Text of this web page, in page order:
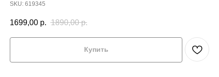
SKU: 619345
1699,00 р. 1890,00 р.
Купить